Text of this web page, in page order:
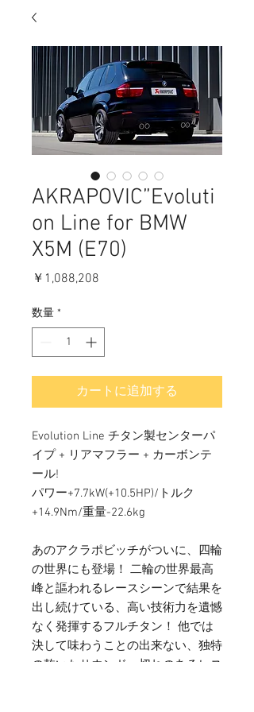
AKRAPOVIC”Evoluti
on Line for BMW
X5M (E70)
￥1,088,208
数量 *
カートに追加する
Evolution Line チタン製センターパ
イプ + リアマフラー + カーボンテ
ール!
パワー+7.7kW(+10.5HP)/トルク
+14.9Nm/重量-22.6kg
あのアクラポビッチがついに、四輪
の世界にも登場！ 二輪の世界最高
峰と謳われるレースシーンで結果を
出し続けている、高い技術力を遺憾
なく発揮するフルチタン！ 他では
決して味わうことの出来ない、独特
の乾いたサウンド、切れのあるレス